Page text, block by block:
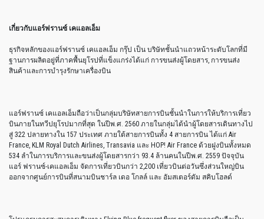
เกี่ยวกับแอร์ฟรานซ์ เคแอลเอ็ม
ธุรกิจหลักของแอร์ฟรานซ์ เคแอลเอ็ม กรุ๊ป เป็น บริษัทชั้นนำแถวหน้าระดับโลกที่มี
ฐานการผลิตอยู่ที่ภาคพื้นยุโรปที่แข็งแกร่งได้แก่ การขนส่งผู้โดยสาร, การขนส่ง
สินค้าและการบำรุงรักษาเครื่องบิน
แอร์ฟรานซ์ เคแอลเอ็มถือว่าเป็นกลุ่มบริษัทสายการบินชั้นนำในการให้บริการเที่ยว
บินภายในทวีปยุโรปมากที่สุด ในปีพ.ศ. 2560 ภายในกลุ่มได้นำผู้โดยสารเดินทางไป
สู่ 322 ปลายทางใน 157 ประเทศ ภายใต้สายการบินทั้ง 4 สายการบิน ได้แก่ Air
France, KLM Royal Dutch Airlines, Transavia และ HOP! Air France ด้วยฝูงบินทั้งหมด
534 ลำในการบริการและขนส่งผู้โดยสารกว่า 93.4 ล้านคนในปีพ.ศ. 2559 ปัจจุบัน
แอร์ ฟรานซ์-เคแอลเอ็ม จัดการเที่ยวบินกว่า 2,200 เที่ยวบินต่อวันซึ่งส่วนใหญ่บิน
ออกจากศูนย์การบินที่สนามบินชาร์ล เดอ โกลล์ และ อัมสเตอร์ดัม สคิบโฮลด์